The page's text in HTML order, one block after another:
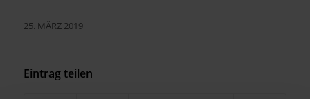
25. MÄRZ 2019
Eintrag teilen